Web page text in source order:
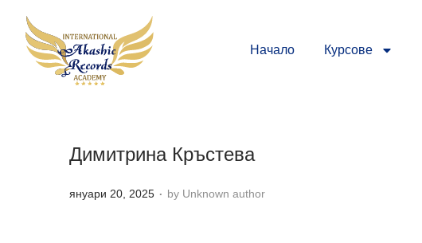
Начало Курсове
Димитрина Кръстева
P
януари 20, 2025 . by Unknown author